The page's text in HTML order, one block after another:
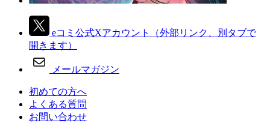
eコミ公式Xアカウント
（外部リンク、別タブで
開きます）
メールマガジン
初めての方へ
よくある質問
お問い合わせ